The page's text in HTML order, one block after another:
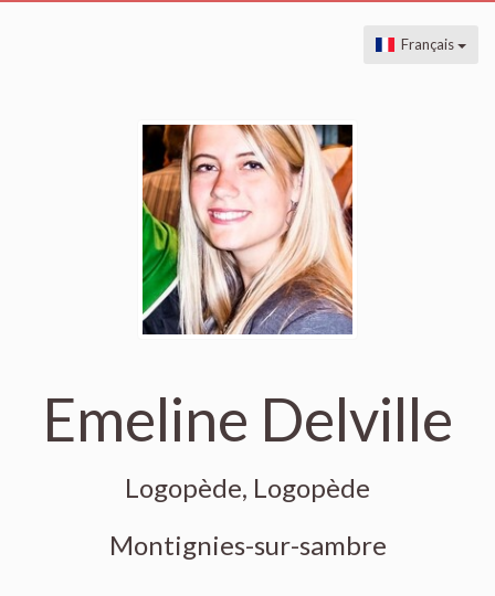
Français
Emeline Delville
Logopède, Logopède
Montignies-sur-sambre